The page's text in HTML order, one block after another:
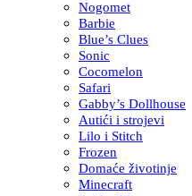
Nogomet
Barbie
Blue’s Clues
Sonic
Cocomelon
Safari
Gabby’s Dollhouse
Autići i strojevi
Lilo i Stitch
Frozen
Domaće životinje
Minecraft